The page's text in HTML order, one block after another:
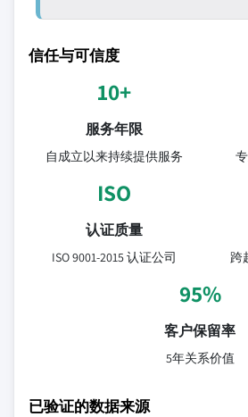
信任与可信度
10+
服务年限
自成立以来持续提供服务
ISO
认证质量
ISO 9001-2015 认证公司 跨
95%
客户保留率
5年关系价值
已验证的数据来源